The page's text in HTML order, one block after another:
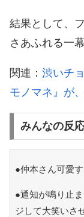
結果として、
さあふれる一
関連： 渋いチ
モノマネ』が
みんなの反
●仲本さん可愛
●通知が鳴り止
ジして大笑いさ